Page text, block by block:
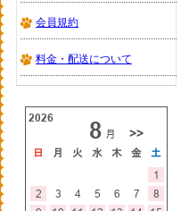
会員規約
料金・配送について